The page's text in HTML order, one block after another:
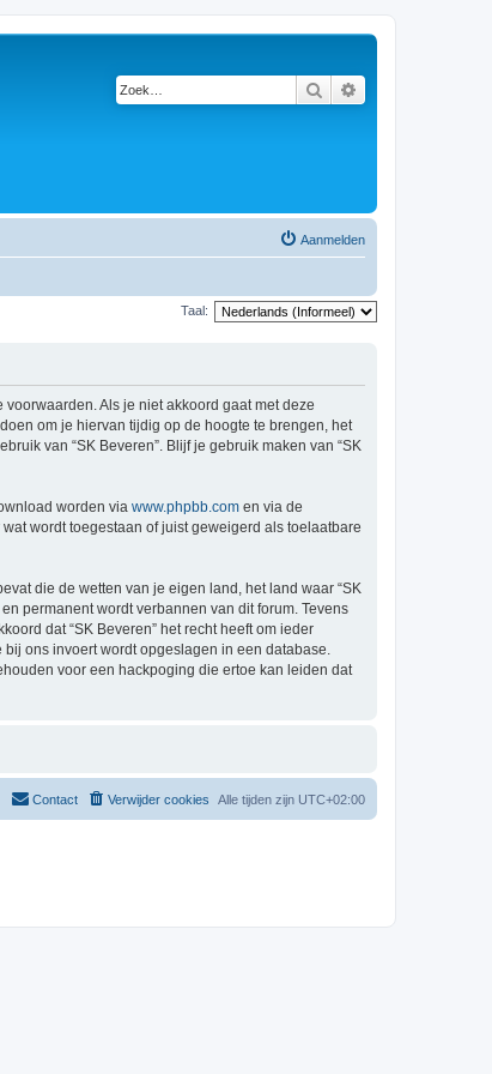
Zoek
Aanmelden
Taal:
voorwaarden. Als je niet akkoord gaat met deze
om je hiervan tijdig op de hoogte te brengen, het
van “SK Beveren”. Blijf je gebruik maken van “SK
worden via www.phpbb.com en via de
wordt toegestaan of juist geweigerd als toelaatbare
die de wetten van je eigen land, het land waar “SK
permanent wordt verbannen van dit forum. Tevens
dat “SK Beveren” het recht heeft om ieder
ons invoert wordt opgeslagen in een database.
voor een hackpoging die ertoe kan leiden dat
Alle tijden zijn UTC+02:00
Verwijder cookies
Contact